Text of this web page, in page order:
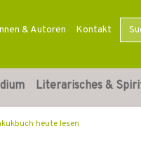
& Autoren Kontakt
Literarisches &
heute lesen